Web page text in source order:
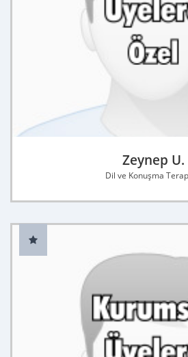
Zeynep U.
Dil ve Konuşma